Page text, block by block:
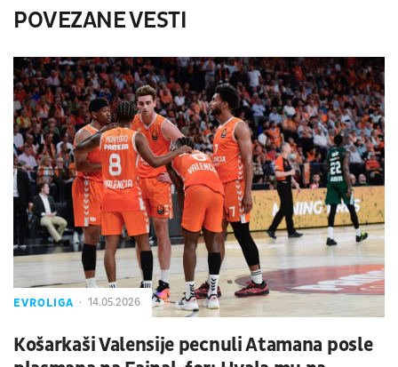
POVEZANE VESTI
EVROLIGA 14.05.2026
Košarkaši Valensije pecnuli Atamana posle